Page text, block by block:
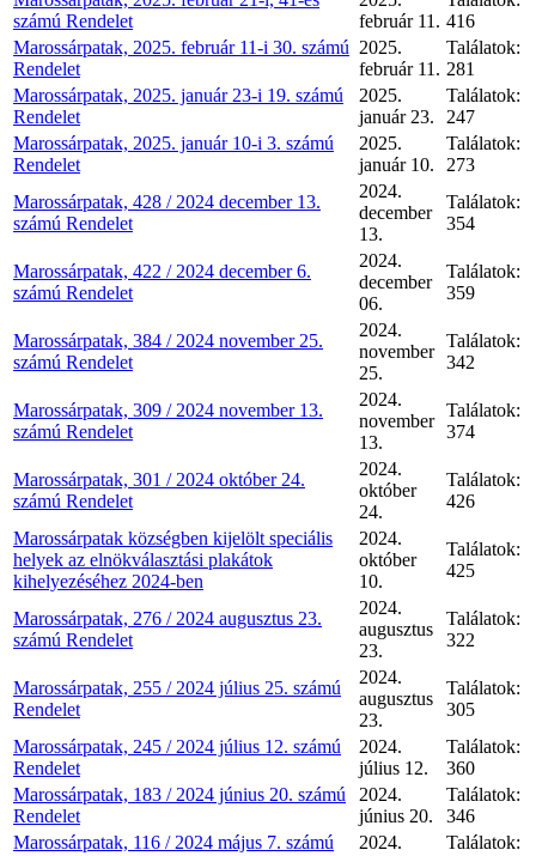
számú Rendelet
február 11. 416
Marossárpatak, 2025. február 11-i 30. számú
Rendelet
2025.
február 11.
Találatok:
281
Marossárpatak, 2025. január 23-i 19. számú
Rendelet
2025.
január 23.
Találatok:
247
Marossárpatak, 2025. január 10-i 3. számú
Rendelet
2025.
január 10.
Találatok:
273
Marossárpatak, 428 / 2024 december 13.
számú Rendelet
2024.
december
13.
Találatok:
354
Marossárpatak, 422 / 2024 december 6.
számú Rendelet
2024.
december
06.
Találatok:
359
Marossárpatak, 384 / 2024 november 25.
számú Rendelet
2024.
november
25.
Találatok:
342
Marossárpatak, 309 / 2024 november 13.
számú Rendelet
2024.
november
13.
Találatok:
374
Marossárpatak, 301 / 2024 október 24.
számú Rendelet
2024.
október
24.
Találatok:
426
Marossárpatak községben kijelölt speciális
helyek az elnökválasztási plakátok
kihelyezéséhez 2024-ben
2024.
október
10.
Találatok:
425
Marossárpatak, 276 / 2024 augusztus 23.
számú Rendelet
2024.
augusztus
23.
Találatok:
322
Marossárpatak, 255 / 2024 július 25. számú
Rendelet
2024.
augusztus
23.
Találatok:
305
Marossárpatak, 245 / 2024 július 12. számú
Rendelet
2024.
július 12.
Találatok:
360
Marossárpatak, 183 / 2024 június 20. számú
Rendelet
2024.
június 20.
Találatok:
346
Marossárpatak, 116 / 2024 május 7. számú
2024.
Találatok: